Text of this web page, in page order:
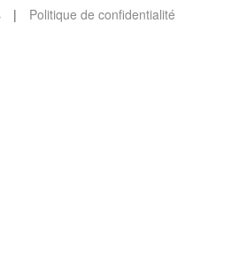
| Politique de confidentialité